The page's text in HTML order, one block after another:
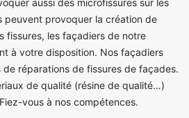
aussi des microfissures sur les
peuvent provoquer la création de
fissures, les façadiers de notre
à votre disposition. Nos façadiers
réparations de fissures de façades.
de qualité (résine de qualité…)
vous à nos compétences.